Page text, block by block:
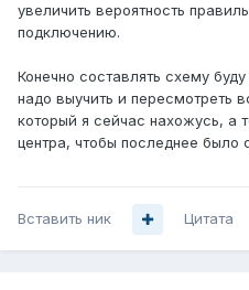
увеличить вероятность
подключению.
Конечно составлять схему
надо выучить и пересмотреть
который я сейчас нахожусь, а
центра, чтобы последнее было
Вставить ник Цитата